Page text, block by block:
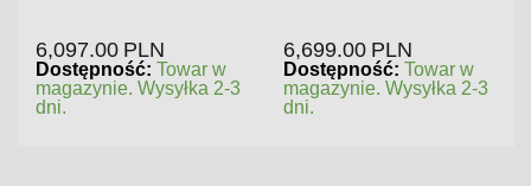
6,097.00 PLN
Dostępność: Towar w
magazynie. Wysyłka 2-3
dni.
6,699.00 PLN
Dostępność: Towar w
magazynie. Wysyłka 2-3
dni.